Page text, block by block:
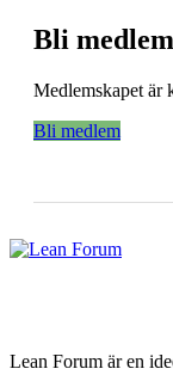
Bli medlem
Medlemskapet är
Bli medlem
Lean Forum är en